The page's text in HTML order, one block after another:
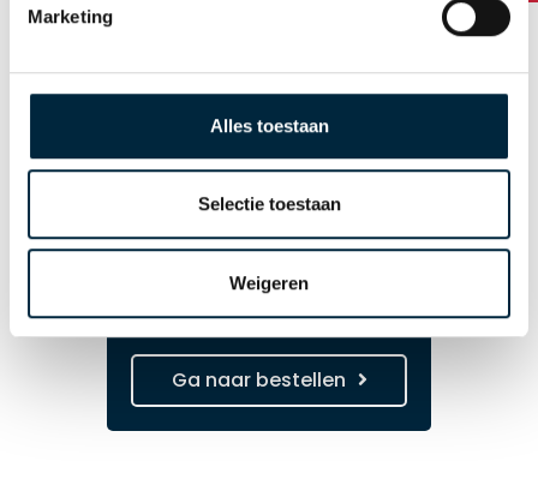
Marketing
Alles toestaan
Selectie toestaan
Weigeren
Gratis tape dispenser*
bij bestelling van
gepersonaliseerde
*alleen bij 50mm brede tape.
Ga naar bestellen